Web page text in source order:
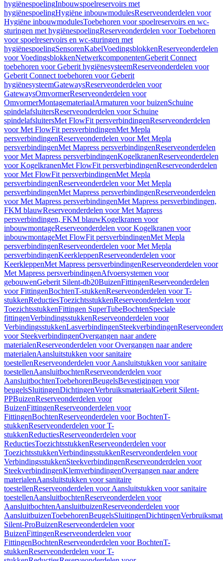
hygiënespoelingInbouwspoelreservoirs met
hygiënespoelingHygiëne inbouwmodulesReserveonderdelen voor
Hygiëne inbouwmodulesToebehoren voor spoelreservoirs en wc-
sturingen met hygiënespoelingReserveonderdelen voor Toebehoren
voor spoelreservoirs en wc-sturingen met
hygiënespoelingSensorenKabelVoedingsblokkenReserveonderdelen
voor VoedingsblokkenNetwerkcomponentenGeberit Connect
toebehoren voor Geberit hygiënesysteemReserveonderdelen voor
Geberit Connect toebehoren voor Geberit
hygiënesysteemGatewaysReserveonderdelen voor
GatewaysOmvormerReserveonderdelen voor
OmvormerMontagemateriaalArmaturen voor buizenSchuine
spindelafsluitersReserveonderdelen voor Schuine
spindelafsluitersMet FlowFit persverbindingenReserveonderdelen
voor Met FlowFit persverbindingenMet Mepla
persverbindingenReserveonderdelen voor Met Mepla
persverbindingenMet Mapress persverbindingenReserveonderdelen
voor Met Mapress persverbindingenKogelkranenReserveonderdelen
voor KogelkranenMet FlowFit persverbindingenReserveonderdelen
voor Met FlowFit persverbindingenMet Mepla
persverbindingenReserveonderdelen voor Met Mepla
persverbindingenMet Mapress persverbindingenReserveonderdelen
voor Met Mapress persverbindingenMet Mapress persverbindingen,
FKM blauwReserveonderdelen voor Met Mapress
persverbindingen, FKM blauwKogelkranen voor
inbouwmontageReserveonderdelen voor Kogelkranen voor
inbouwmontageMet FlowFit persverbindingenMet Mepla
persverbindingenReserveonderdelen voor Met Mepla
persverbindingenKeerkleppenReserveonderdelen voor
KeerkleppenMet Mapress persverbindingenReserveonderdelen voor
Met Mapress persverbindingenAfvoersystemen voor
gebouwenGeberit Silent-db20BuizenFittingenReserveonderdelen
voor FittingenBochtenT-stukkenReserveonderdelen voor T-
stukkenReductiesToezichtsstukkenReserveonderdelen voor
ToezichtsstukkenFittingen SuperTubeBochtenSpeciale
fittingenVerbindingsstukkenReserveonderdelen voor
VerbindingsstukkenLasverbindingenSteekverbindingen
voor SteekverbindingenOvergangen naar andere
materialenReserveonderdelen voor Overgangen naar andere
materialenAansluitstukken voor sanitaire
toestellenReserveonderdelen voor Aansluitstukken voor sanitaire
toestellenAansluitbochtenReserveonderdelen voor
AansluitbochtenToebehorenBeugelsBevestigingen voor
beugelsSluitingenDichtingenVerbruiksmateriaalGeberit Silent-
PPBuizenReserveonderdelen voor
BuizenFittingenReserveonderdelen voor
FittingenBochtenReserveonderdelen voor BochtenT-
stukkenReserveonderdelen voor T-
stukkenReductiesReserveonderdelen voor
ReductiesToezichtsstukkenReserveonderdelen voor
ToezichtsstukkenVerbindingsstukkenReserveonderdelen voor
VerbindingsstukkenSteekverbindingenReserveonderdelen voor
SteekverbindingenKlemverbindingenOvergangen naar andere
materialenAansluitstukken voor sanitaire
toestellenReserveonderdelen voor Aansluitstukken voor sanitaire
toestellenAansluitbochtenReserveonderdelen voor
AansluitbochtenAansluitbuizenReserveonderdelen voor
AansluitbuizenToebehorenBeugelsSluitingenDichtingen
Silent-ProBuizenReserveonderdelen voor
BuizenFittingenReserveonderdelen voor
FittingenBochtenReserveonderdelen voor BochtenT-
stukkenReserveonderdelen voor T-